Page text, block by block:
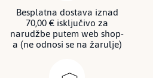
Besplatna dostava iznad
70,00 € isključivo za
narudžbe putem web shop-
a (ne odnosi se na žarulje)